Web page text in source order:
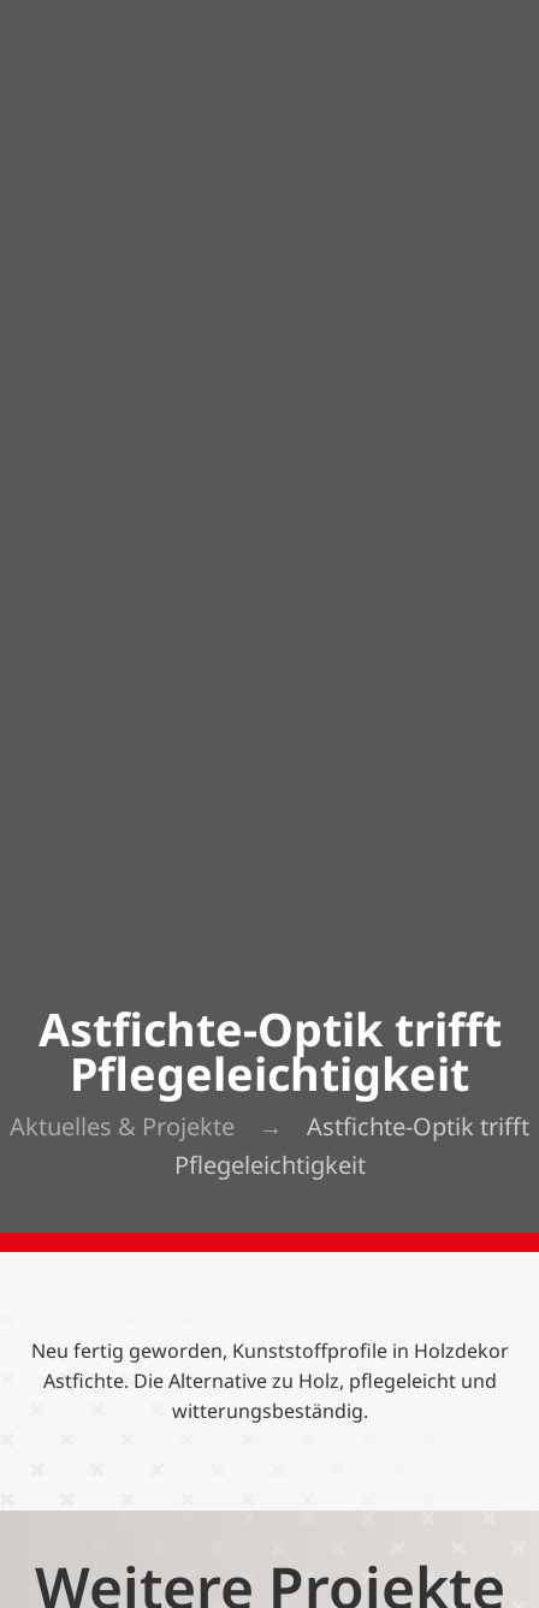
Astfichte-Optik trifft
Pflegeleichtigkeit
Aktuelles & Projekte
Astfichte-Optik trifft
Pflegeleichtigkeit
Neu fertig geworden, Kunststoffprofile in Holzdekor
Astfichte. Die Alternative zu Holz, pflegeleicht und
witterungsbeständig.
Weitere Projekte